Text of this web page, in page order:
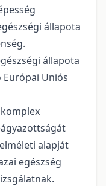
állapota
állapota
Uniós
alapját
egészség